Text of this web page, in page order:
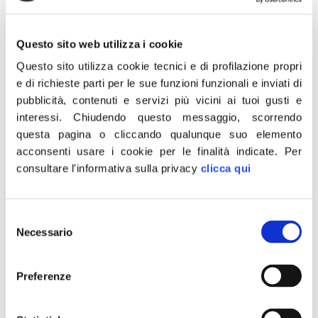
Questo sito web utilizza i cookie
Questo sito utilizza cookie tecnici e di profilazione propri
e di richieste parti per le sue funzioni funzionali e inviati di
pubblicità, contenuti e servizi più vicini ai tuoi gusti e
interessi.Chiudendo questo messaggio, scorrendo
questa pagina o cliccando qualunque suo elemento
acconsenti usare i cookie per le finalità indicate. Per
consultare l'informativa sulla privacy clicca qui
delNecessario
Preferenze
mentre opposizione si
divide governo lo ha
aumentato con taglio
cuneo